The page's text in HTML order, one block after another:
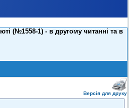
(№1558-1) - в другому читанні та в
Версія для друку